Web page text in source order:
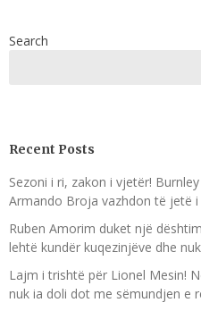
Search
Recent Posts
Sezoni i ri, zakon i vjetër!
Armando Broja vazhdon të jetë
Ruben Amorim duket një
lehtë kundër kuqezinjëve dhe
Lajm i trishtë për Lionel Mesin!
nuk ia doli dot me sëmundjen e